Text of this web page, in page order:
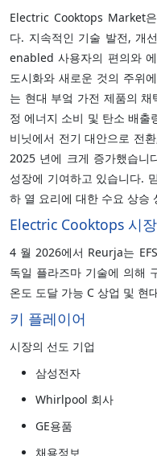
Electric Cooktops Market
다. 지속적인 기술 발전, 개
enabled 사용자의 편의와
도시화와 새로운 것의 주위
는 현대 부엌 가전 제품의
정 에너지 소비 및 탄소 배출
비닛에서 전기 대안으로 전
2025 년에 크게 증가했습니
성장에 기여하고 있습니다.
하 열 요리에 대한 수요 상승
Electric Cooktops 시
4 월 2026에서 Reurja는
독일 플라즈마 기술에 의해
온도 도달 가능 C 상업 및 현
키 플레이어
시장의 선도 기업
삼성전자
Whirlpool 회사
GE용품
채용정보